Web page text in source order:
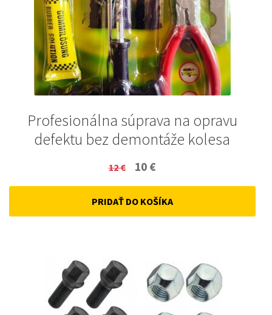
Profesionálna súprava na opravu
defektu bez demontáže kolesa
12€
Original
price
was:
10 €
price
is:
PRIDAŤ DO KOŠÍKA